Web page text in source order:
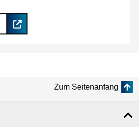
Zum Seitenanfang